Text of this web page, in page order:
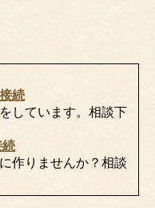
続
しています。相談下
続
作りませんか？相談